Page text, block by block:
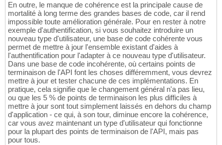
En outre, le manque de cohérence est la principale cause de
mortalité à long terme des grandes bases de code, car il rend
impossible toute amélioration générale. Pour en rester à notre
exemple d'authentification, si vous souhaitez introduire un
nouveau type d'utilisateur, une base de code cohérente vous
permet de mettre à jour l'ensemble existant d'aides à
l'authentification pour l'adapter à ce nouveau type d'utilisateur.
Dans une base de code incohérente, où certains points de
terminaison de l'API font les choses différemment, vous devrez
mettre à jour et tester chacune de ces implémentations. En
pratique, cela signifie que le changement général n'a pas lieu,
ou que les 5 % de points de terminaison les plus difficiles à
mettre à jour sont tout simplement laissés en dehors du champ
d'application - ce qui, à son tour, diminue encore la cohérence,
car vous avez maintenant un type d'utilisateur qui fonctionne
pour la plupart des points de terminaison de l'API, mais pas
pour tous.